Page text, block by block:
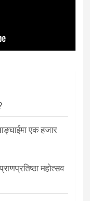
एक हजार
महोत्सव